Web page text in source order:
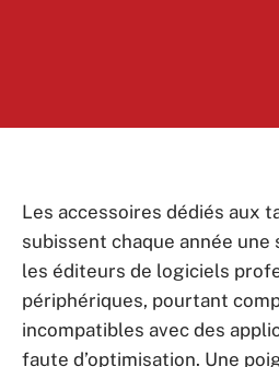
Les accessoires dédiés aux
subissent chaque année
les éditeurs de logiciels
périphériques, pourtant
incompatibles avec des
faute d’optimisation. Une